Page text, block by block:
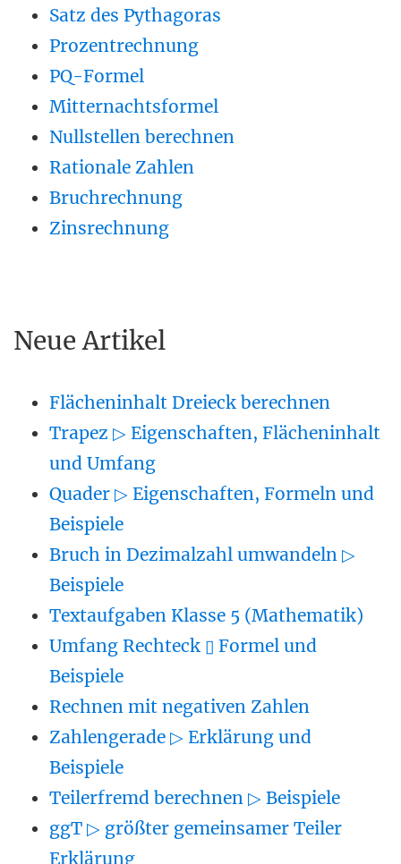
Satz des Pythagoras
Prozentrechnung
PQ-Formel
Mitternachtsformel
Nullstellen berechnen
Rationale Zahlen
Bruchrechnung
Zinsrechnung
Neue Artikel
Flächeninhalt Dreieck berechnen
Trapez ▷ Eigenschaften, Flächeninhalt
und Umfang
Quader ▷ Eigenschaften, Formeln und
Beispiele
Bruch in Dezimalzahl umwandeln ▷
Beispiele
Textaufgaben Klasse 5 (Mathematik)
Umfang Rechteck ▯ Formel und
Beispiele
Rechnen mit negativen Zahlen
Zahlengerade ▷ Erklärung und
Beispiele
Teilerfremd berechnen ▷ Beispiele
ggT ▷ größter gemeinsamer Teiler
Erklärung